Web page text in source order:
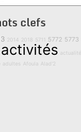
clefs
2014 2018 5711 5772 5773
activités actualité
adultes Afoula Alad'2